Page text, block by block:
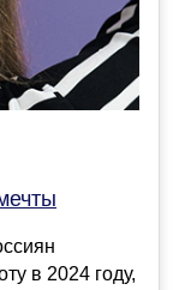
в 2024 году,